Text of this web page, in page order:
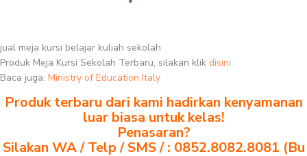
jual meja kursi belajar kuliah sekolah
Produk Meja Kursi Sekolah Terbaru, silakan klik disini
Baca juga: Ministry of Education Italy
Produk terbaru dari kami hadirkan kenyamanan
luar biasa untuk kelas!
Penasaran?
Silakan WA / Telp / SMS / : 0852.8082.8081 (Bu